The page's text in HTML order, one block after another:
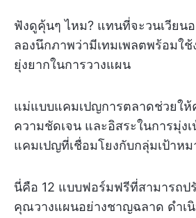
ฟังดูคุ้นๆ ไหม? แทนที่จะวนเวียน
ลองนึกภาพว่ามีเทมเพลตพร้อมใ
ยุ่งยากในการวางแผน
แม่แบบแคมเปญการตลาดช่วยให้
ความชัดเจน และอิสระในการมุ่ง
แคมเปญที่เชื่อมโยงกับกลุ่มเป้าหม
นี่คือ 12 แบบฟอร์มฟรีที่สามารถป
คุณวางแผนอย่างชาญฉลาด ดำเนิ